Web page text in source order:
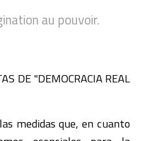
au pouvoir.
DE "DEMOCRACIA REAL
medidas que, en cuanto